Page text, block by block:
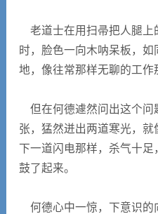
老道士在用扫帚把人腿上
时，脸色一向木呐呆板，
地，像往常那样无聊的工作
但在何德遽然问出这个问
张，猛然迸出两道寒光，
下一道闪电那样，杀气十
鼓了起来。
何德心中一惊，下意识的